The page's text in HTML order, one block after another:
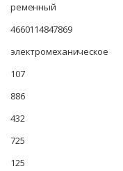
ременный
4660114847869
электромеханическое
107
886
432
725
125